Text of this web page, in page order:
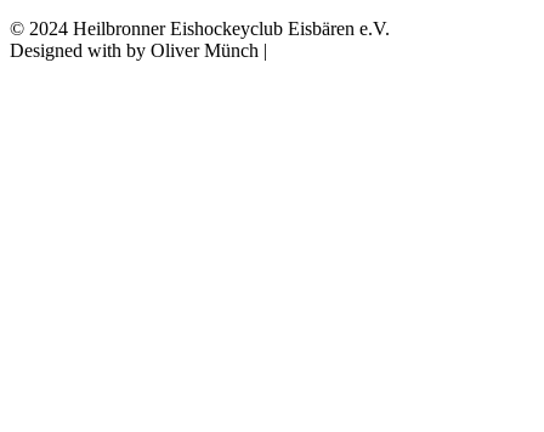
© 2024 Heilbronner Eishockeyclub Eisbären e.V.
Designed with by Oliver Münch |